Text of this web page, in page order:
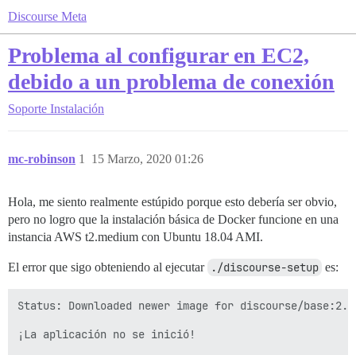
Discourse Meta
Problema al configurar en EC2,
debido a un problema de conexión
Soporte Instalación
mc-robinson 15 Marzo, 2020 01:26
1
Hola, me siento realmente estúpido porque esto debería ser obvio,
pero no logro que la instalación básica de Docker funcione en una
instancia AWS t2.medium con Ubuntu 18.04 AMI.
El error que sigo obteniendo al ejecutar ./discourse-setup es:
Status: Downloaded newer image for discourse/
¡La aplicación no se inició!